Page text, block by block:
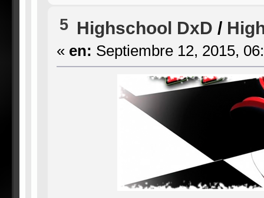
5 Highschool DxD /
« en: Septiembre 12, 2015,